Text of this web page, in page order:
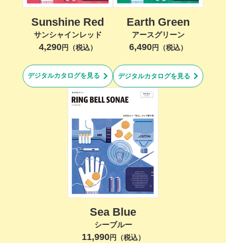
Sunshine Red
サンシャインレッド
4,290円（税込）
デジタルカタログを見る
Earth Green
アースグリーン
6,490円（税込）
デジタルカタログを見る
Sea Blue
シーブルー
11,990円（税込）